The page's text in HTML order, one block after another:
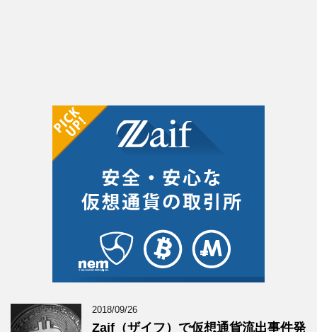
2018/09/26
Zaif（ザイフ）で仮想通貨流出事件発